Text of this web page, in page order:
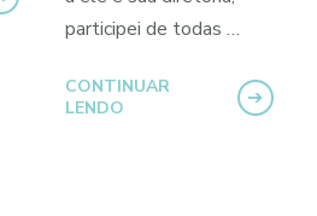
participei de todas …
CONTINUAR
LENDO